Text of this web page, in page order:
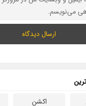
می‌نویسم.
اکشن